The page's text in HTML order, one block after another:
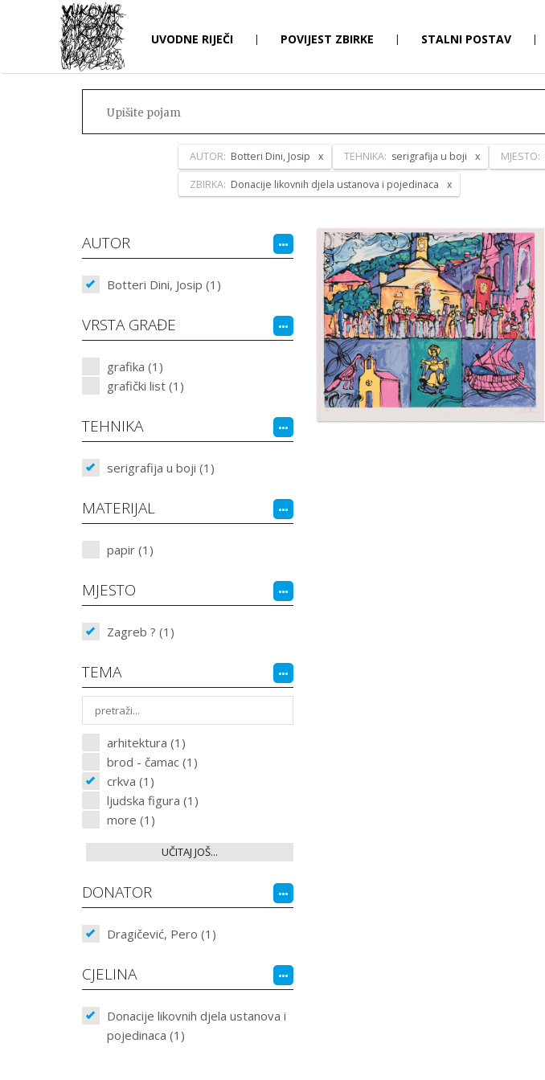
UVODNE RIJEČI | POVIJEST ZBIRKE | STALNI POSTAV |
AUTOR: Botteri Dini, Josip TEHNIKA: serigrafija u boji MJESTO:
ZBIRKA: Donacije likovnih djela ustanova i pojedinaca
AUTOR
Botteri Dini, Josip (1)
VRSTA GRAĐE
grafika (1)
grafički list (1)
TEHNIKA
serigrafija u boji (1)
MATERIJAL
papir (1)
MJESTO
Zagreb ? (1)
TEMA
arhitektura (1)
brod - čamac (1)
crkva (1)
ljudska figura (1)
more (1)
UČITAJ JOŠ...
DONATOR
Dragičević, Pero (1)
CJELINA
Donacije likovnih djela ustanova i
pojedinaca (1)